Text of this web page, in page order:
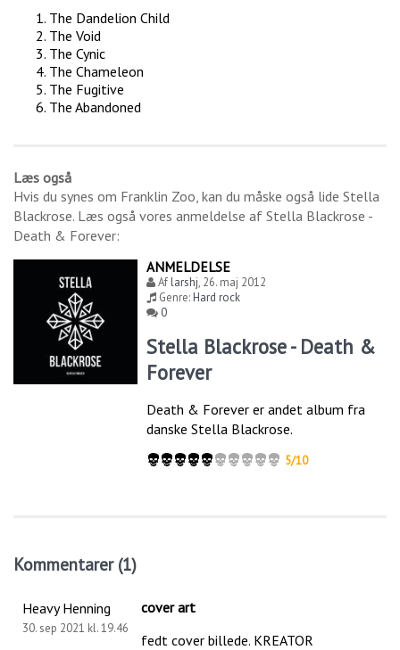
The Dandelion Child
The Void
The Cynic
The Chameleon
The Fugitive
The Abandoned
Læs også
Hvis du synes om Franklin Zoo, kan du måske også lide Stella
Blackrose. Læs også vores anmeldelse af Stella Blackrose -
Death & Forever:
ANMELDELSE
Aflarshj, 26. maj 2012
Genre:Hard rock
0
Stella Blackrose - Death &
Forever
Death & Forever er andet album fra
danske Stella Blackrose.
5/10
Kommentarer (1)
Heavy Henning
30. sep 2021 kl. 19.46
cover art
fedt cover billede. KREATOR